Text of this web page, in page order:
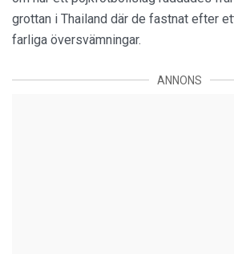
grottan i Thailand där de fastnat efter
farliga översvämningar.
ANNONS